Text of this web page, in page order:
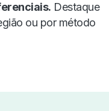
Destaque
ou por método